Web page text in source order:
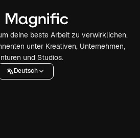
deine beste Arbeit zu verwirklichen.
unter Kreativen, Unternehmen,
und Studios.
Deutsch